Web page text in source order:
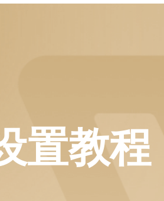
置教程